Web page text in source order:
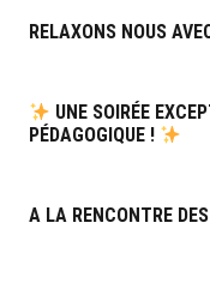
RELAXONS NOUS
UNE SOIRÉE
PÉDAGOGIQUE !
A LA RENCONTRE